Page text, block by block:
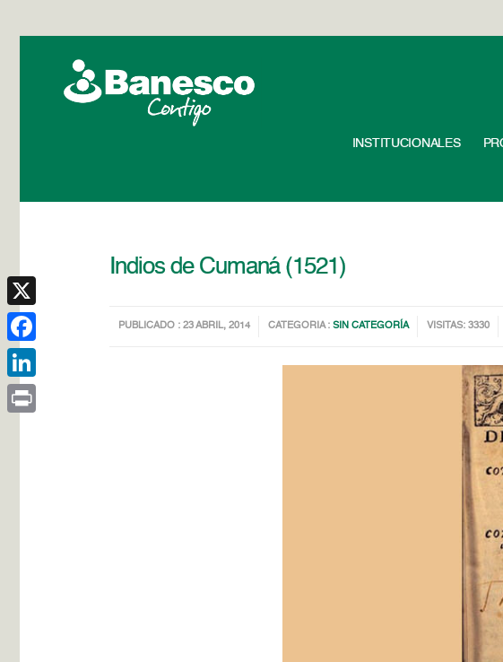
INSTITUCIONALES
Indios de Cumaná (1521)
PUBLICADO : 23 ABRIL, 2014 CATEGORIA :SIN CATEGORÍA VISITAS: 3330
X
Facebook
LinkedIn